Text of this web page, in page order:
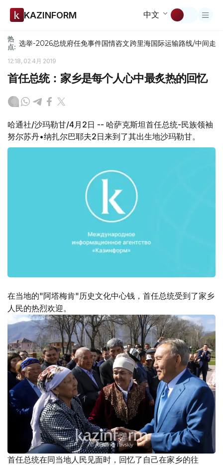
KAZINFORM 中文
热
点: 选举-2026总统府任免事件国情咨文跨里海国际运输路线/中间走廊
12:18, 02 4月 2019
首任总统：家乡是每个人心中最炙热的回忆
哈通社/沙玛勒甘/4月2日 -- 哈萨克斯坦首任总统-民族领袖
努尔苏丹•纳扎尔巴耶夫2日来到了其出生地沙玛勒甘。
在当地的"阿塔梅肯"历史文化中心钱，首任总统受到了家乡
人民的热烈欢迎。
首任总统在同当地人民见面时，回忆了自己在家乡的往